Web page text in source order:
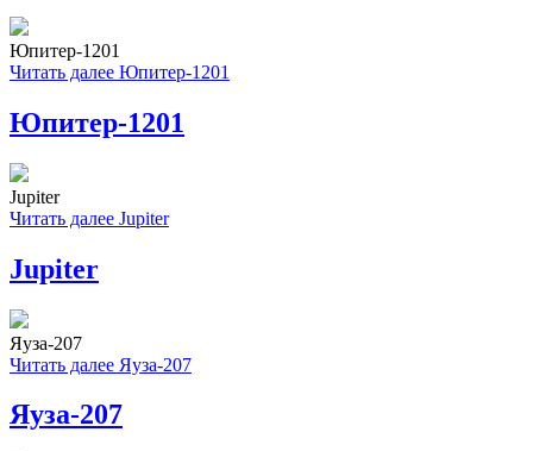
Юпитер-1201
Читать далее Юпитер-1201
Юпитер-1201
Jupiter
Читать далее Jupiter
Jupiter
Яуза-207
Читать далее Яуза-207
Яуза-207